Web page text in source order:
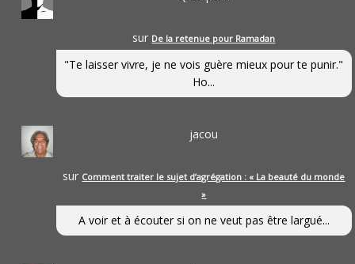
sur De la retenue pour Ramadan
"Te laisser vivre, je ne vois guère mieux pour te punir."
Ho...
jacou
sur Comment traiter le sujet d’agrégation : « La beauté du monde
»
A voir et à écouter si on ne veut pas être largué...